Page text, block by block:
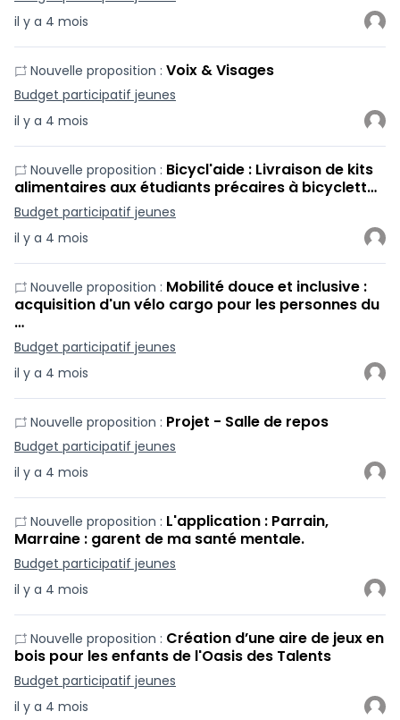
il y a 4 mois
il y a 4 mois
Nouvelle proposition : Voix & Visages
Budget participatif jeunes
il y a 4 mois
Nouvelle proposition : Bicycl'aide : Livraison de kits
alimentaires aux étudiants précaires à bicyclett…
Budget participatif jeunes
il y a 4 mois
Nouvelle proposition : Mobilité douce et inclusive :
acquisition d'un vélo cargo pour les personnes du
…
Budget participatif jeunes
il y a 4 mois
Nouvelle proposition : Projet - Salle de repos
Budget participatif jeunes
il y a 4 mois
Nouvelle proposition : L'application : Parrain,
Marraine : garent de ma santé mentale.
Budget participatif jeunes
il y a 4 mois
Nouvelle proposition : Création d’une aire de jeux en
bois pour les enfants de l'Oasis des Talents
Budget participatif jeunes